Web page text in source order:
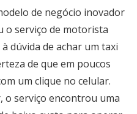
de negócio inovador
o serviço de motorista
dúvida de achar um taxi
de que em poucos
um clique no celular.
o serviço encontrou uma